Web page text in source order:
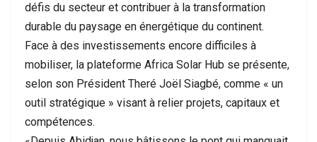
défis du secteur et contribuer à la transformation
durable du paysage en énergétique du continent.
Face à des investissements encore difficiles à
mobiliser, la plateforme Africa Solar Hub se présente,
selon son Président Theré Joël Siagbé, comme « un
outil stratégique » visant à relier projets, capitaux et
compétences.